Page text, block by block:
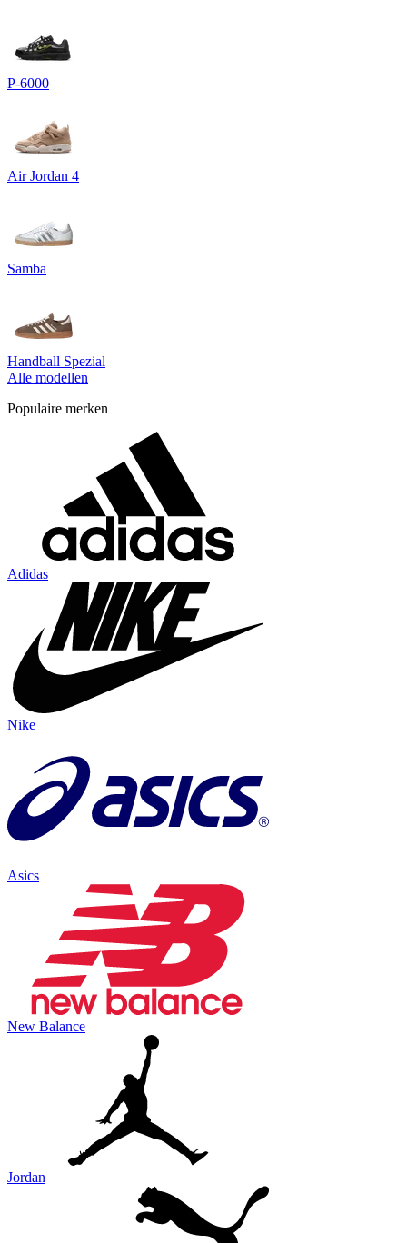
P-6000
Air Jordan 4
Samba
Handball Spezial
Alle modellen
Populaire merken
Adidas
Nike
Asics
New Balance
Jordan